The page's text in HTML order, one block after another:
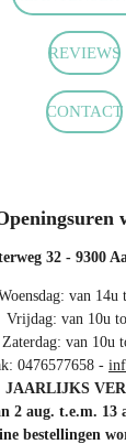
o
r
m
REVIEWS
CONTACT
32 - 9300
van 14u
Vrijdag: van 10u
Zaterdag: van 10u
0476577658 -
JAARLIJKS
2 aug. t.e.m. 13
bestellingen